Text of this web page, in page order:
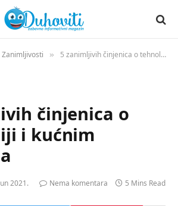
Zanimljivosti » 5 zanimljivih činjenica o tehnologiji i kućnim uređajima
činjenica o
i kućnim
2021. Nema komentara 5 Mins Read